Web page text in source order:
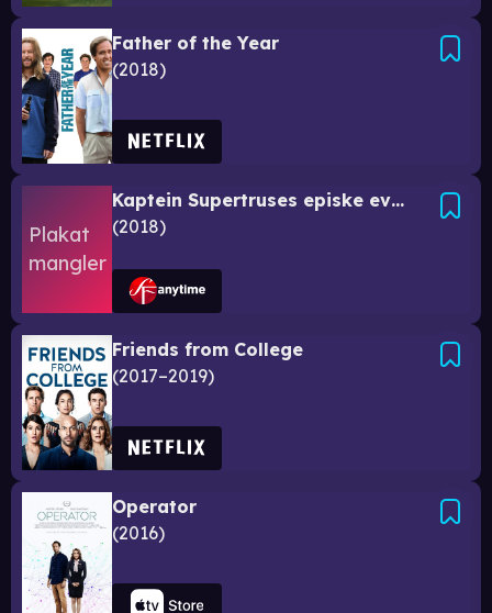
Father of the Year
2018
Kaptein Supertruses episke eventyr
2018
Friends from College
2017–2019
Operator
2016